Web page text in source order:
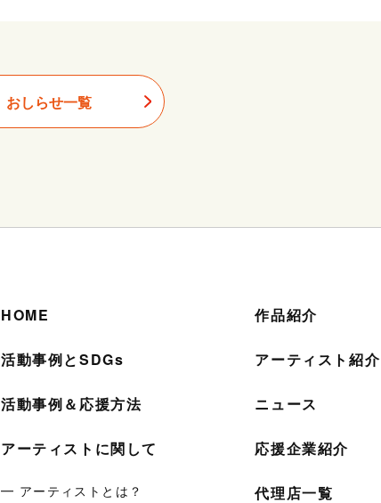
おしらせ一覧
HOME
活動事例とSDGs
活動事例＆応援方法
アーティストに関して
━ アーティストとは？
作品紹介
アーティスト紹介
ニュース
応援企業紹介
代理店一覧